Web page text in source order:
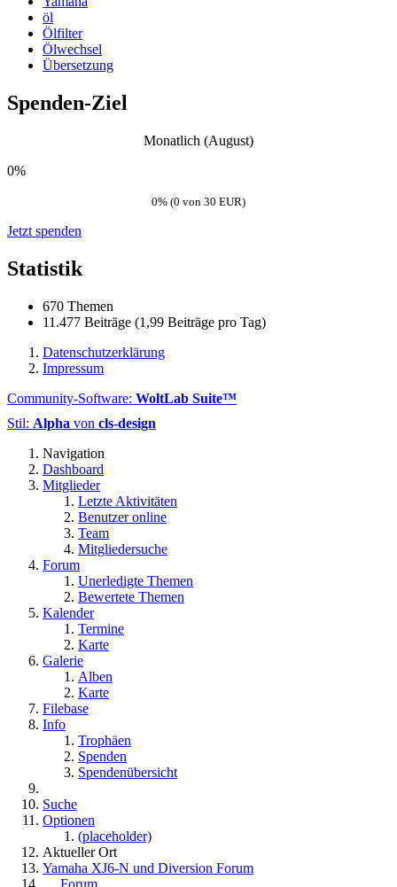
öl
Ölfilter
Ölwechsel
Übersetzung
Spenden-Ziel
Monatlich (August)
0%
0% (0 von 30 EUR)
Jetzt spenden
Statistik
670 Themen
11.477 Beiträge (1,99 Beiträge pro Tag)
Datenschutzerklärung
Impressum
Community-Software: WoltLab Suite™
Stil: Alpha von cls-design
Navigation
Dashboard
Mitglieder
Letzte Aktivitäten
Benutzer online
Team
Mitgliedersuche
Forum
Unerledigte Themen
Bewertete Themen
Kalender
Termine
Karte
Galerie
Alben
Karte
Filebase
Info
Trophäen
Spenden
Spendenübersicht
Suche
Optionen
(placeholder)
Aktueller Ort
Yamaha XJ6-N und Diversion Forum
Forum